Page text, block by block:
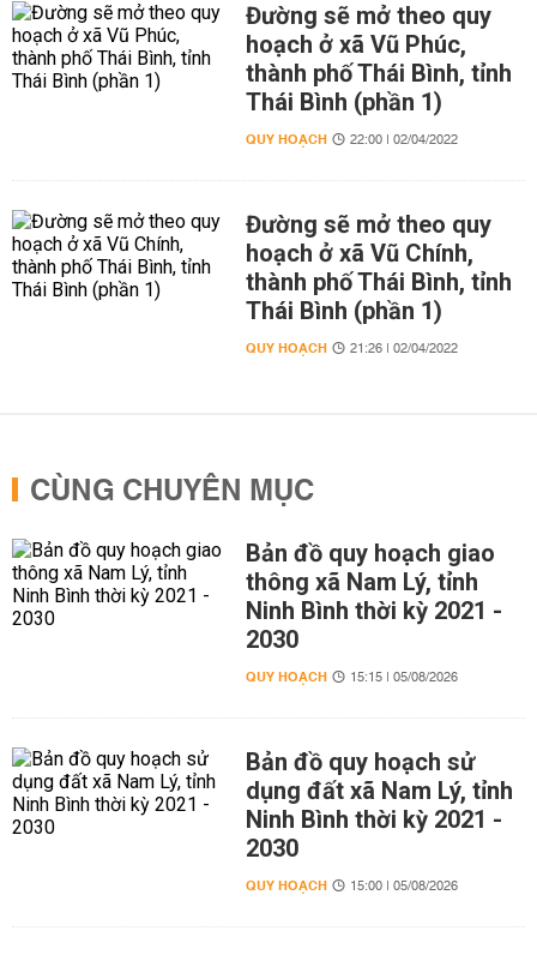
Đường sẽ mở theo quy
hoạch ở xã Vũ Phúc,
thành phố Thái Bình, tỉnh
Thái Bình (phần 1)
QUY HOẠCH 22:00 | 02/04/2022
Đường sẽ mở theo quy
hoạch ở xã Vũ Chính,
thành phố Thái Bình, tỉnh
Thái Bình (phần 1)
QUY HOẠCH 21:26 | 02/04/2022
CÙNG CHUYÊN MỤC
Bản đồ quy hoạch giao
thông xã Nam Lý, tỉnh
Ninh Bình thời kỳ 2021 -
2030
QUY HOẠCH 15:15 | 05/08/2026
Bản đồ quy hoạch sử
dụng đất xã Nam Lý, tỉnh
Ninh Bình thời kỳ 2021 -
2030
QUY HOẠCH 15:00 | 05/08/2026